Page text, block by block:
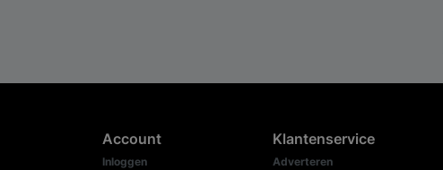
Account
Inloggen
Klantenservice
Adverteren